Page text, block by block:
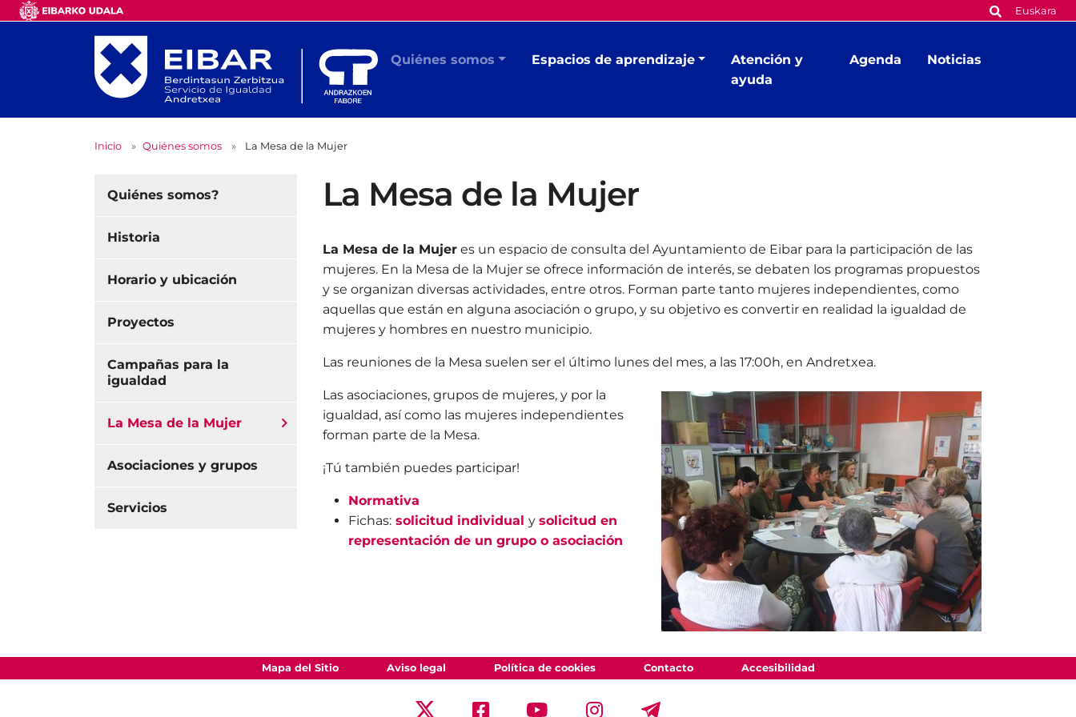
Euskara
Quiénes somos Espacios de aprendizaje
Atención y
ayuda
Agenda Noticias
Inicio Quiénes somos La Mesa de la Mujer
La Mesa de la Mujer
La Mesa de la Mujer es un espacio de consulta del Ayuntamiento de Eibar para la participación de las
mujeres. En la Mesa de la Mujer se ofrece información de interés, se debaten los programas propuestos
y se organizan diversas actividades, entre otros. Forman parte tanto mujeres independientes, como
aquellas que están en alguna asociación o grupo, y su objetivo es convertir en realidad la igualdad de
mujeres y hombres en nuestro municipio.
Las reuniones de la Mesa suelen ser el último lunes del mes, a las 17:00h, en Andretxea.
Las asociaciones, grupos de mujeres, y por la
igualdad, así como las mujeres independientes
forman parte de la Mesa.
¡Tú también puedes participar!
Normativa
Fichas: solicitud individual y solicitud en
representación de un grupo o asociación
Quiénes somos?
Historia
Horario y ubicación
Proyectos
Campañas para la
igualdad
La Mesa de la Mujer
Asociaciones y grupos
Servicios
Mapa del Sitio Aviso legal Política de cookies Contacto Accesibilidad